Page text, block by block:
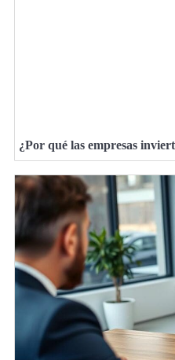
¿Por qué las empresas